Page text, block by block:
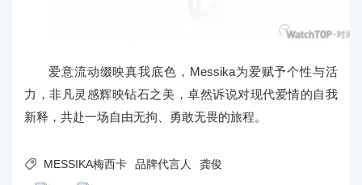
爱意流动缀映真我底色，Messika为爱赋予个性与活
力，非凡灵感辉映钻石之美，卓然诉说对现代爱情的自我
新释，共赴一场自由无拘、勇敢无畏的旅程。
 MESSIKA梅西卡 品牌代言人 龚俊